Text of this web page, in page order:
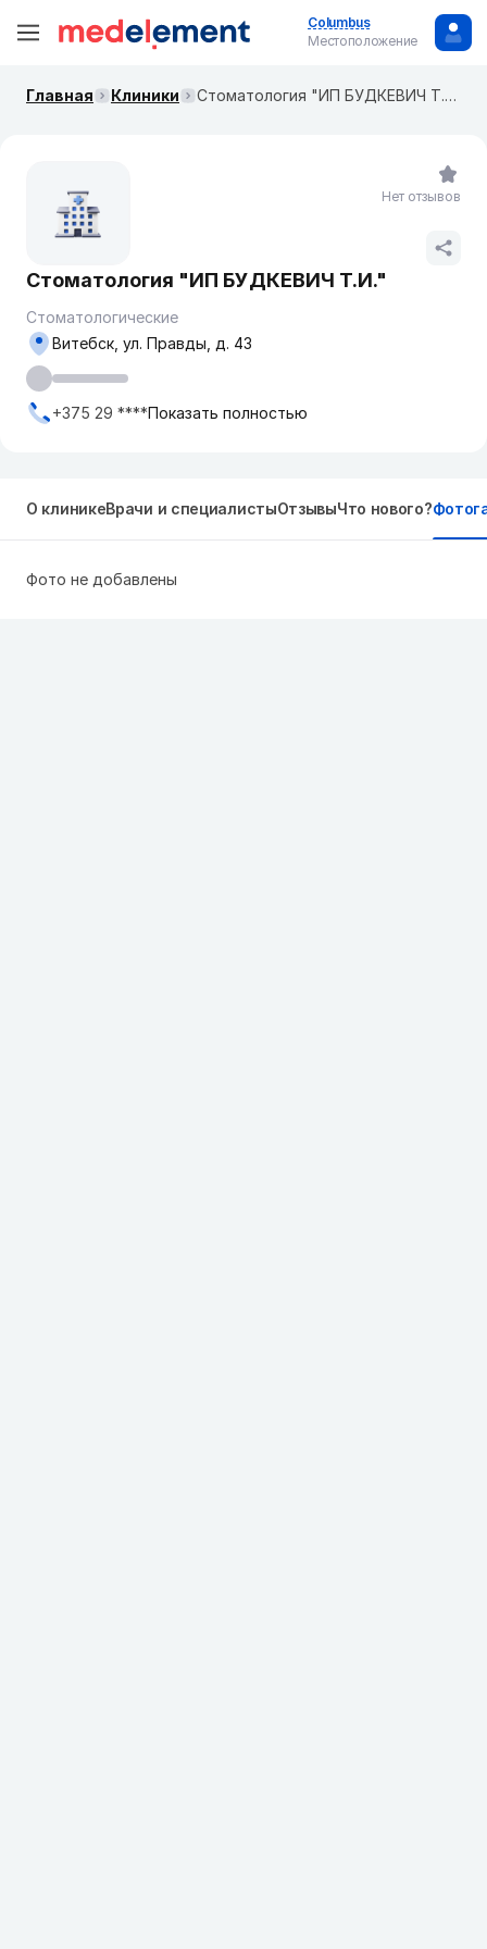
Columbus
Местоположение
Главная Клиники Стоматология "ИП БУДКЕВИЧ Т.И."
Стоматология "ИП БУДКЕВИЧ Т.И."
Стоматологические
Витебск, ул. Правды, д. 43
+375 29 ****Показать полностью
Нет отзывов
О клиникеВрачи и специалистыОтзывыЧто нового?
Фото не добавлены